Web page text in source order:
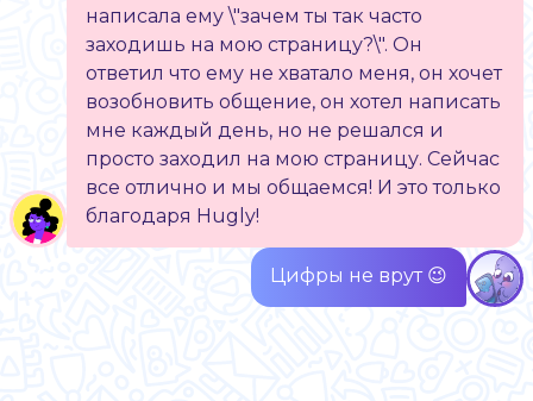
написала ему \"зачем ты так часто
заходишь на мою страницу?\". Он
ответил что ему не хватало меня, он хочет
возобновить общение, он хотел написать
мне каждый день, но не решался и
просто заходил на мою страницу. Сейчас
все отлично и мы общаемся! И это только
благодаря Hugly!
Цифры не врут 😉